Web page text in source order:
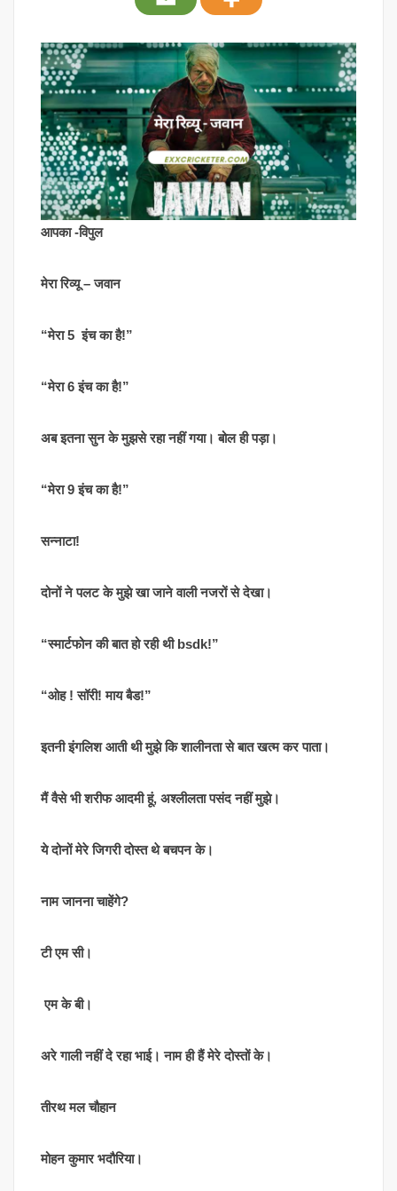
आपका -विपुल
मेरा रिव्यू – जवान
“मेरा 5 इंच का है!”
“मेरा 6 इंच का है!”
अब इतना सुन के मुझसे रहा नहीं गया। बोल ही पड़ा।
“मेरा 9 इंच का है!”
सन्नाटा!
दोनों ने पलट के मुझे खा जाने वाली नजरों से देखा।
“स्मार्टफोन की बात हो रही थी bsdk!”
“ओह ! सॉरी! माय बैड!”
इतनी इंगलिश आती थी मुझे कि शालीनता से बात खत्म कर पाता।
मैं वैसे भी शरीफ आदमी हूं, अश्लीलता पसंद नहीं मुझे।
ये दोनों मेरे जिगरी दोस्त थे बचपन के।
नाम जानना चाहेंगे?
टी एम सी।
एम के बी।
अरे गाली नहीं दे रहा भाई। नाम ही हैं मेरे दोस्तों के।
तीरथ मल चौहान
मोहन कुमार भदौरिया।